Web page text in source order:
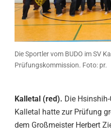
Die Sportler vom BUDO im SV
Prüfungskommission. Foto: pr.
Kalletal (red). Die
Kalletal hatte zur Prüfung
dem Großmeister Herbert